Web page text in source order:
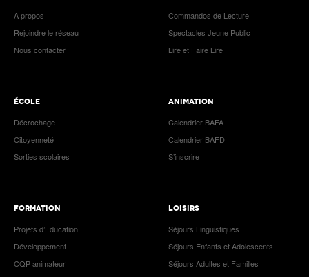
A propos
Rejoindre le réseau
Nous contacter
Commandos de Lecture
Spectacles Jeune Public
Lire et Faire Lire
ÉCOLE
Décrochage
Citoyenneté
Sorties scolaires
ANIMATION
Calendrier BAFA
Calendrier BAFD
S’inscrire
FORMATION
Projets d’Education
Développement
CQP animateur
LOISIRS
Séjours Linguistiques
Séjours Enfants et Adolescents
Séjours Adultes et Familles